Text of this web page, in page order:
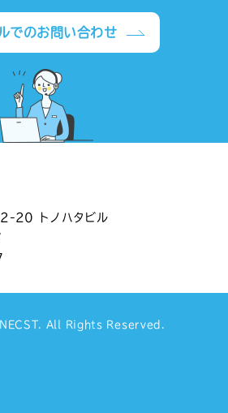
でのお問い合わせ
20 トノハタビル
NECST . All Rights Reserved.